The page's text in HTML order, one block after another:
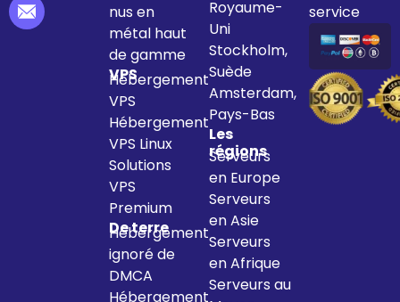
nus en
métal haut
de gamme
VPS
Hébergement
VPS
Hébergement
VPS Linux
Solutions
VPS
Premium
De terre
Hébergement
ignoré de
DMCA
Hébergement
Royaume-
Uni
Stockholm,
Suède
Amsterdam,
Pays-Bas
Les
régions
Serveurs
en Europe
Serveurs
en Asie
Serveurs
en Afrique
Serveurs au
service